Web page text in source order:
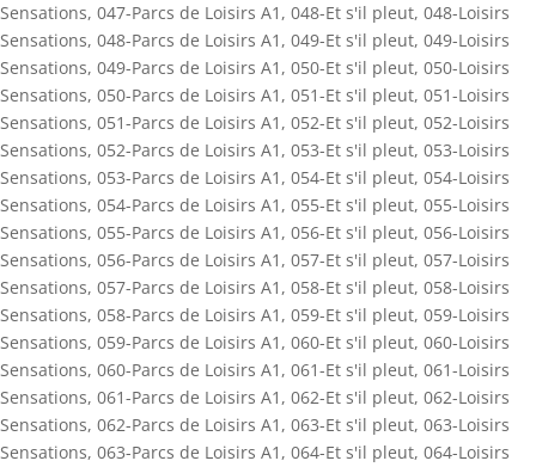
Sensations, 047-Parcs de Loisirs A1 , 048-Et s'il pleut, 048-Loisirs
Sensations, 048-Parcs de Loisirs A1 , 049-Et s'il pleut, 049-Loisirs
Sensations, 049-Parcs de Loisirs A1 , 050-Et s'il pleut, 050-Loisirs
Sensations, 050-Parcs de Loisirs A1 , 051-Et s'il pleut, 051-Loisirs
Sensations, 051-Parcs de Loisirs A1 , 052-Et s'il pleut, 052-Loisirs
Sensations, 052-Parcs de Loisirs A1 , 053-Et s'il pleut, 053-Loisirs
Sensations, 053-Parcs de Loisirs A1 , 054-Et s'il pleut, 054-Loisirs
Sensations, 054-Parcs de Loisirs A1 , 055-Et s'il pleut, 055-Loisirs
Sensations, 055-Parcs de Loisirs A1 , 056-Et s'il pleut, 056-Loisirs
Sensations, 056-Parcs de Loisirs A1 , 057-Et s'il pleut, 057-Loisirs
Sensations, 057-Parcs de Loisirs A1 , 058-Et s'il pleut, 058-Loisirs
Sensations, 058-Parcs de Loisirs A1 , 059-Et s'il pleut, 059-Loisirs
Sensations, 059-Parcs de Loisirs A1 , 060-Et s'il pleut, 060-Loisirs
Sensations, 060-Parcs de Loisirs A1 , 061-Et s'il pleut, 061-Loisirs
Sensations, 061-Parcs de Loisirs A1 , 062-Et s'il pleut, 062-Loisirs
Sensations, 062-Parcs de Loisirs A1 , 063-Et s'il pleut, 063-Loisirs
Sensations, 063-Parcs de Loisirs A1 , 064-Et s'il pleut, 064-Loisirs